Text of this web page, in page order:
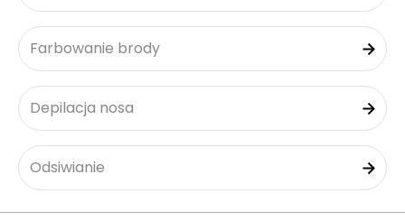
Farbowanie brody
Depilacja nosa
Odsiwianie